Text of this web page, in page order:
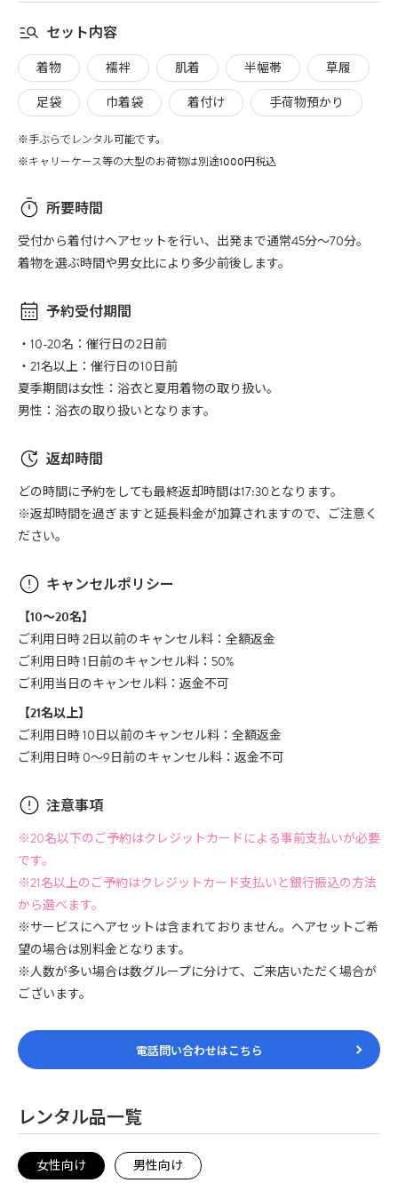
セット内容
着物 襦袢 肌着 半幅帯
草履
足袋
巾着袋 着付け 手荷物預かり
※手ぶらでレンタル可能です。
※キャリーケース等の大型のお荷物は別途1000円税込
所要時間
受付から着付けヘアセットを行い、出発まで通常45分〜70分。
着物を選ぶ時間や男女比により多少前後します。
予約受付期間
・10-20名：催行日の2日前
・21名以上：催行日の10日前
夏季期間は女性：浴衣と夏用着物の取り扱い。
男性：浴衣の取り扱いとなります。
返却時間
どの時間に予約をしても最終返却時間は17:30となります。
※返却時間を過ぎますと延長料金が加算されますので、ご注意く
ださい。
キャンセルポリシー
【10〜20名】
ご利用日時 2日以前のキャンセル料：全額返金
ご利用日時 1日前のキャンセル料：50%
ご利用当日のキャンセル料：返金不可
【21名以上】
ご利用日時 10日以前のキャンセル料：全額返金
ご利用日時 0～9日前のキャンセル料：返金不可
注意事項
※20名以下のご予約はクレジットカードによる事前支払いが必要
です。
※21名以上のご予約はクレジットカード支払いと銀行振込の方法
から選べます。
※サービスにヘアセットは含まれておりません。ヘアセットご希
望の場合は別料金となります。
※人数が多い場合は数グループに分けて、ご来店いただく場合が
ございます。
電話問い合わせはこちら
レンタル品一覧
女性向け 男性向け